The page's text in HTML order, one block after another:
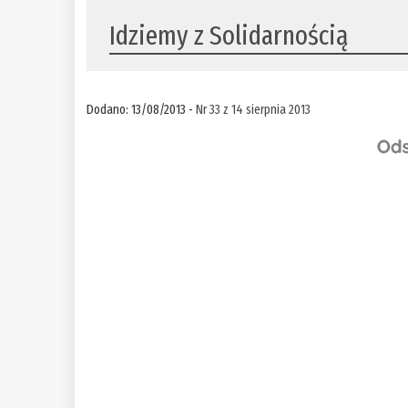
Idziemy z Solidarnością
Dodano: 13/08/2013 -Nr 33 z 14 sierpnia 2013